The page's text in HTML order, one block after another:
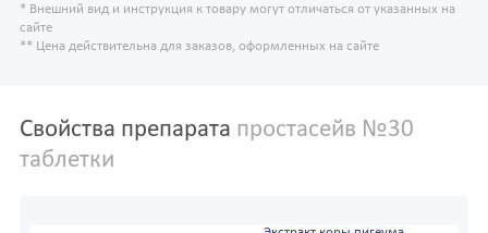
* Внешний вид и инструкция к товару могут отличаться от указанных на
сайте
** Цена действительна для заказов, оформленных на сайте
Свойства препарата простасейв №30
таблетки